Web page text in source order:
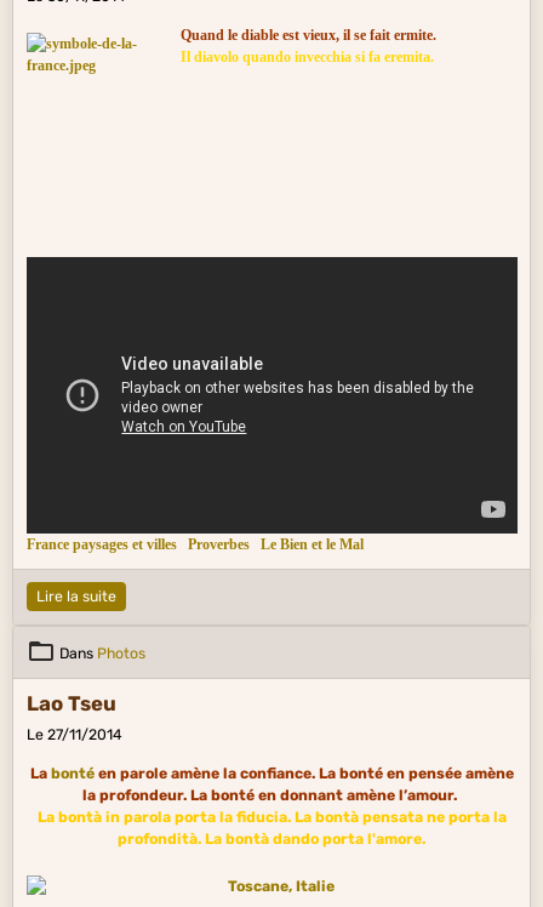
Quand le diable est vieux, il se fait ermite.
Il diavolo quando invecchia si fa eremita.
France paysages et villes Proverbes Le Bien et le Mal
Lire la suite
Dans Photos
Lao Tseu
Le 27/11/2014
La bontéen parole amène la confiance. La bonté en pensée amène
la profondeur. La bonté en donnant amène l’amour.
La bontà in parola porta la fiducia. La bontà pensata ne porta la
profondità. La bontà dando porta l'amore.